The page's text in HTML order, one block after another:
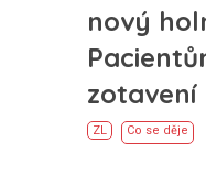
nový
zotavení
ZL Co se děje